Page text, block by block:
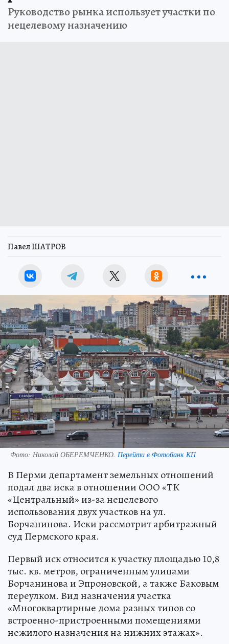
Руководство рынка использует участки по
нецелевому назначению
Павел ШАТРОВ
Фото: Николай ОБЕРЕМЧЕНКО. Перейти в Фотобанк КП
В Перми департамент земельных отношений
подал два иска в отношении ООО «ТК
«Центральный» из-за нецелевого
использования двух участков на ул.
Борчанинова. Иски рассмотрит арбитражный
суд Пермского края.
Первый иск относится к участку площадью 10,8
тыс. кв. метров, ограниченным улицами
Борчанинова и Эпроновской, а также Баковым
переулком. Вид назначения участка
«Многоквартирные дома разных типов со
встроенно-пристроенными помещениями
нежилого назначения на нижних этажах».